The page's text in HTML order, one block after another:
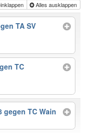
Alles ausklappen
TA SV
TC
gegen TC Wain